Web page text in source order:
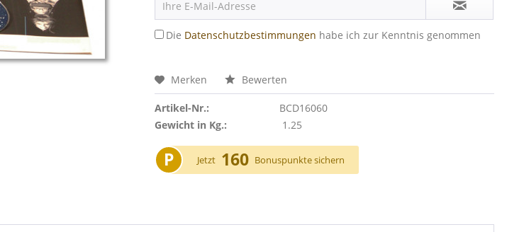
Die Datenschutzbestimmungen habe ich zur Kenntnis genommen
Merken Bewerten
Artikel-Nr.:
BCD16060
Gewicht in Kg.:
1.25
P Jetzt 160 Bonuspunkte sichern